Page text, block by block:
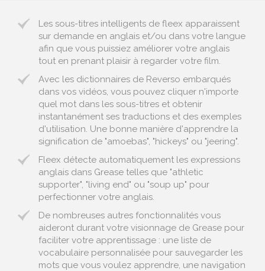
Les sous-titres intelligents de fleex apparaissent
sur demande en anglais et/ou dans votre langue
afin que vous puissiez améliorer votre anglais
tout en prenant plaisir à regarder votre film.
Avec les dictionnaires de Reverso embarqués
dans vos vidéos, vous pouvez cliquer n'importe
quel mot dans les sous-titres et obtenir
instantanément ses traductions et des exemples
d'utilisation. Une bonne manière d'apprendre la
signification de "amoebas", "hickeys" ou "jeering".
Fleex détecte automatiquement les expressions
anglais dans Grease telles que "athletic
supporter", "living end" ou "soup up" pour
perfectionner votre anglais.
De nombreuses autres fonctionnalités vous
aideront durant votre visionnage de Grease pour
faciliter votre apprentissage : une liste de
vocabulaire personnalisée pour sauvegarder les
mots que vous voulez apprendre, une navigation